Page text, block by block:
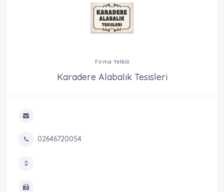
Firma Yetkili
Karadere Alabalık Tesisleri
02646720054